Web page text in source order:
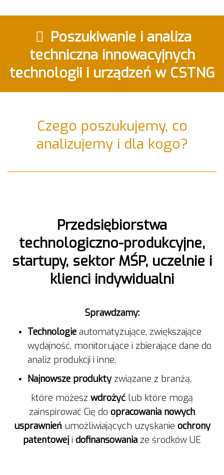
Poszukiwanie i analiza
techniczna innowacyjnych
technologii i urządzeń w CSTNG
Czego poszukujemy, co
analizujemy i dla kogo?
Przedsiębiorstwa
technologiczno-produkcyjne,
startupy, sektor MŚP, uczelnie i
klienci indywidualni
Sprawdzamy:
Technologie automatyzujące, zwiększające
wydajność, monitorujące i zbierające dane do
analiz produkcji i inne,
Najnowsze produktyzwiązane z branżą,
które możesz wdrożyć lub które mogą
zainspirować Cię do opracowania nowych
usprawnień umożliwiających uzyskanie ochrony
patentowej i dofinansowania ze środków UE